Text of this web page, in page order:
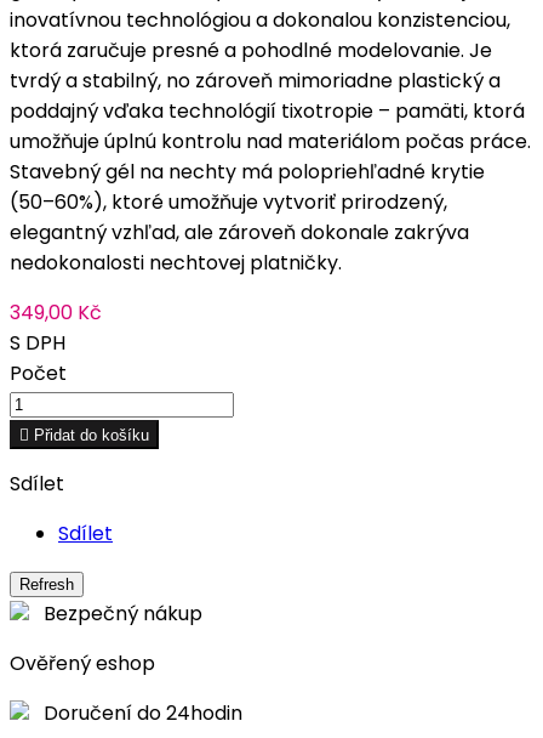
inovatívnou technológiou a dokonalou konzistenciou,
ktorá zaručuje presné a pohodlné modelovanie. Je
tvrdý a stabilný, no zároveň mimoriadne plastický a
poddajný vďaka technológií tixotropie – pamäti, ktorá
umožňuje úplnú kontrolu nad materiálom počas práce.
Stavebný gél na nechty má polopriehľadné krytie
(50–60%), ktoré umožňuje vytvoriť prirodzený,
elegantný vzhľad, ale zároveň dokonale zakrýva
nedokonalosti nechtovej platničky.
349,00 Kč
S DPH
Počet
 Přidat do košíku
Sdílet
Sdílet
Bezpečný nákup
Ověřený eshop
Doručení do 24hodin